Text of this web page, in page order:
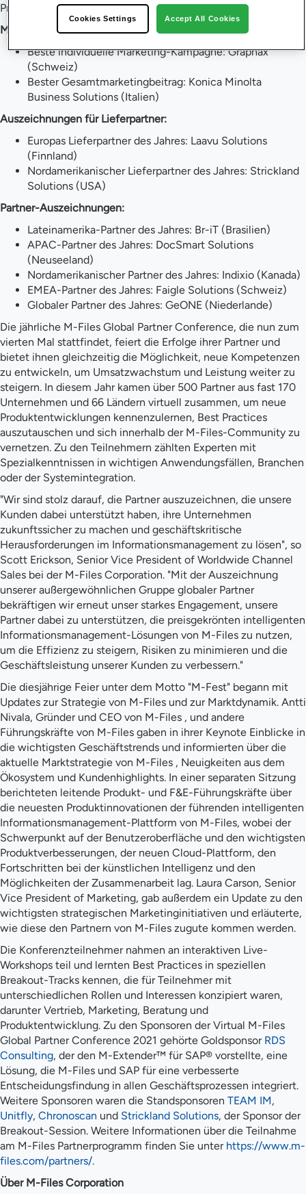
Preisträgern gehören:
Marketing-Auszeichnungen:
Beste individuelle Marketing-Kampagne: Graphax
(Schweiz)
Bester Gesamtmarketingbeitrag: Konica Minolta
Business Solutions (Italien)
Auszeichnungen für Lieferpartner:
Europas Lieferpartner des Jahres: Laavu Solutions
(Finnland)
Nordamerikanischer Lieferpartner des Jahres: Strickland
Solutions (USA)
Partner-Auszeichnungen:
Lateinamerika-Partner des Jahres: Br-iT (Brasilien)
APAC-Partner des Jahres: DocSmart Solutions
(Neuseeland)
Nordamerikanischer Partner des Jahres: Indixio (Kanada)
EMEA-Partner des Jahres: Faigle Solutions (Schweiz)
Globaler Partner des Jahres: GeONE (Niederlande)
Die jährliche M-Files Global Partner Conference, die nun zum
vierten Mal stattfindet, feiert die Erfolge ihrer Partner und
bietet ihnen gleichzeitig die Möglichkeit, neue Kompetenzen
zu entwickeln, um Umsatzwachstum und Leistung weiter zu
steigern. In diesem Jahr kamen über 500 Partner aus fast 170
Unternehmen und 66 Ländern virtuell zusammen, um neue
Produktentwicklungen kennenzulernen, Best Practices
auszutauschen und sich innerhalb der M-Files-Community zu
vernetzen. Zu den Teilnehmern zählten Experten mit
Spezialkenntnissen in wichtigen Anwendungsfällen, Branchen
oder der Systemintegration.
"Wir sind stolz darauf, die Partner auszuzeichnen, die unsere
Kunden dabei unterstützt haben, ihre Unternehmen
zukunftssicher zu machen und geschäftskritische
Herausforderungen im Informationsmanagement zu lösen", so
Scott Erickson, Senior Vice President of Worldwide Channel
Sales bei der M-Files Corporation. "Mit der Auszeichnung
unserer außergewöhnlichen Gruppe globaler Partner
bekräftigen wir erneut unser starkes Engagement, unsere
Partner dabei zu unterstützen, die preisgekrönten intelligenten
Informationsmanagement-Lösungen von M-Files zu nutzen,
um die Effizienz zu steigern, Risiken zu minimieren und die
Geschäftsleistung unserer Kunden zu verbessern."
Die diesjährige Feier unter dem Motto "M-Fest" begann mit
Updates zur Strategie von M-Files und zur Marktdynamik. Antti
Nivala, Gründer und CEO von M-Files , und andere
Führungskräfte von M-Files gaben in ihrer Keynote Einblicke in
die wichtigsten Geschäftstrends und informierten über die
aktuelle Marktstrategie von M-Files , Neuigkeiten aus dem
Ökosystem und Kundenhighlights. In einer separaten Sitzung
berichteten leitende Produkt- und F&E-Führungskräfte über
die neuesten Produktinnovationen der führenden intelligenten
Informationsmanagement-Plattform von M-Files, wobei der
Schwerpunkt auf der Benutzeroberfläche und den wichtigsten
Produktverbesserungen, der neuen Cloud-Plattform, den
Fortschritten bei der künstlichen Intelligenz und den
Möglichkeiten der Zusammenarbeit lag. Laura Carson, Senior
Vice President of Marketing, gab außerdem ein Update zu den
wichtigsten strategischen Marketinginitiativen und erläuterte,
wie diese den Partnern von M-Files zugute kommen werden.
Die Konferenzteilnehmer nahmen an interaktiven Live-
Workshops teil und lernten Best Practices in speziellen
Breakout-Tracks kennen, die für Teilnehmer mit
unterschiedlichen Rollen und Interessen konzipiert waren,
darunter Vertrieb, Marketing, Beratung und
Produktentwicklung. Zu den Sponsoren der Virtual M-Files
Global Partner Conference 2021 gehörte Goldsponsor RDS
Consulting, der den M-Extender™ für SAP® vorstellte, eine
Lösung, die M-Files und SAP für eine verbesserte
Entscheidungsfindung in allen Geschäftsprozessen integriert.
Weitere Sponsoren waren die Standsponsoren TEAM IM,
Unitfly, Chronoscan und Strickland Solutions, der Sponsor der
Breakout-Session. Weitere Informationen über die Teilnahme
am M-Files Partnerprogramm finden Sie unter https://www.m-
files.com/partners/.
Über M-Files Corporation
Cookies Settings Accept All Cookies